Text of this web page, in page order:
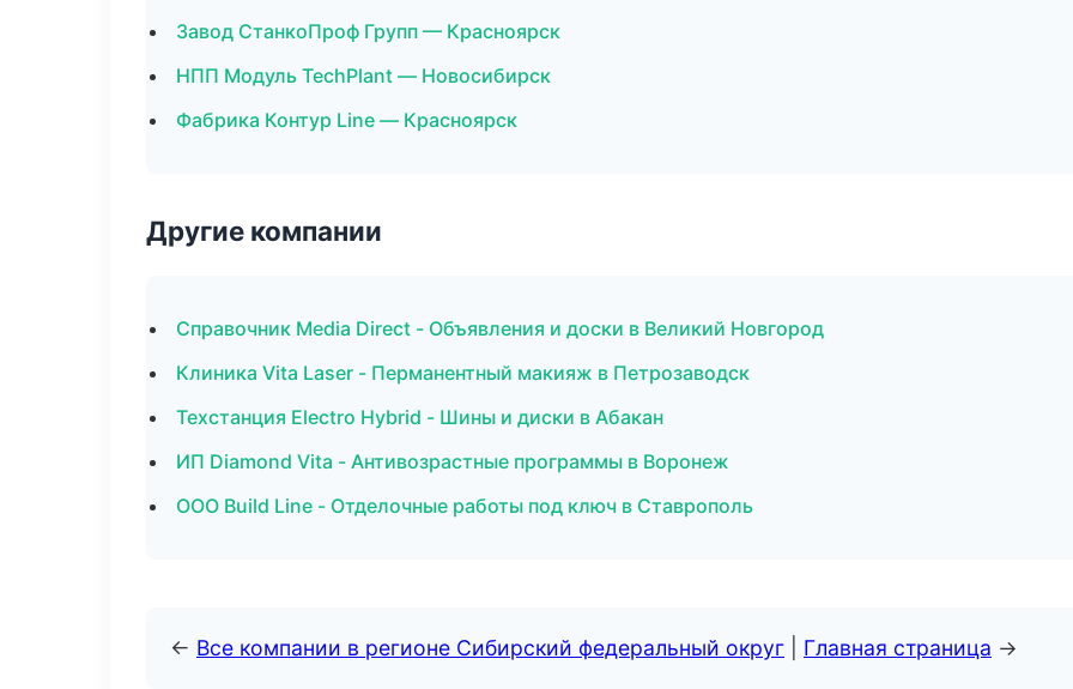
Завод СтанкоПроф Групп — Красноярск
НПП Модуль TechPlant — Новосибирск
Фабрика Контур Line — Красноярск
Другие компании
Справочник Media Direct - Объявления и доски в Великий Новгород
Клиника Vita Laser - Перманентный макияж в Петрозаводск
Техстанция Electro Hybrid - Шины и диски в Абакан
ИП Diamond Vita - Антивозрастные программы в Воронеж
ООО Build Line - Отделочные работы под ключ в Ставрополь
← Все компании в регионе Сибирский федеральный округ Главная страница →